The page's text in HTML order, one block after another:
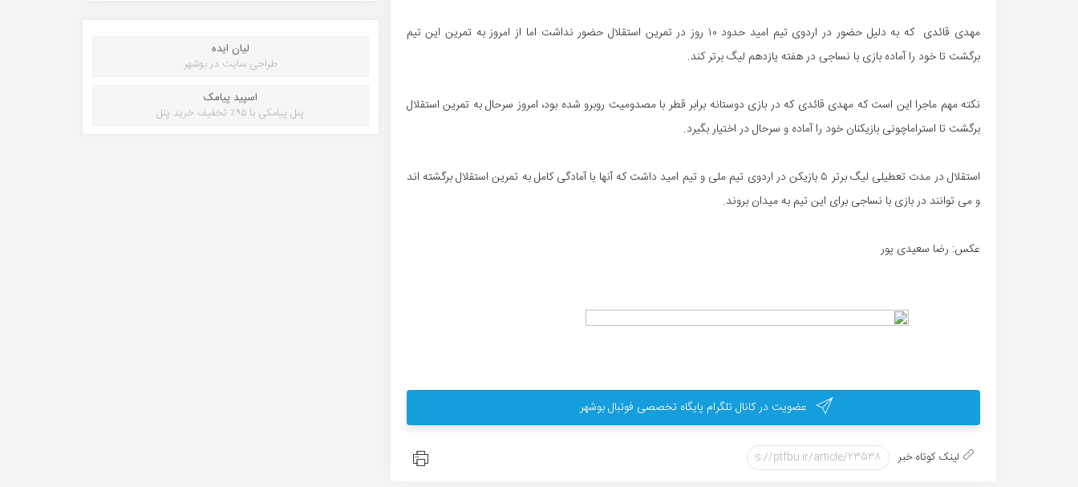
مهدی قائدی که به دلیل حضور در اردوی تیم امید حدود ۱۰ روز در تمرین استقلال حضور نداشت اما از امروز به تمرین این تیم
برگشت تا خود را آماده بازی با نساجی در هفته یازدهم لیگ برتر کند.
نکته مهم ماجرا این است که مهدی قائدی که در بازی دوستانه برابر قطر با مصدومیت روبرو شده بود، امروز سرحال به تمرین استقلال
برگشت تا استراماچونی بازیکنان خود را آماده و سرحال در اختیار بگیرد.
استقلال در مدت تعطیلی لیگ برتر ۵ بازیکن در اردوی تیم ملی و تیم امید داشت که آنها با آمادگی کامل به تمرین استقلال برگشته اند
و می توانند در بازی با نساجی برای این تیم به میدان بروند.
عکس: رضا سعیدی پور
عضویت در کانال تلگرام پایگاه تخصصی فوتبال بوشهر
لینک کوتاه خبر
لیان ایده
طراحی سایت در بوشهر
اسپید پیامک
پنل پیامکی با ۹۵٪ تخفیف خرید پنل